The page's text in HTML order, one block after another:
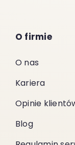
O firmie
O nas
Kariera
Opinie
Blog